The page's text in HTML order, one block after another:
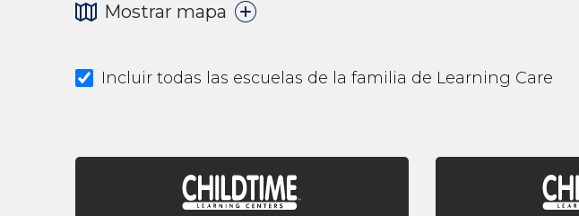
Mostrar mapa
Incluir todas las escuelas de la familia de Learning Care